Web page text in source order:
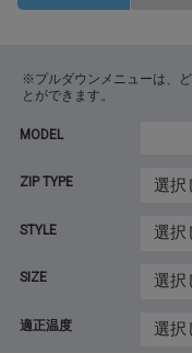
※プルダウンメニューは、
とができます。
MODEL
ZIP TYPE
STYLE
SIZE
適正温度